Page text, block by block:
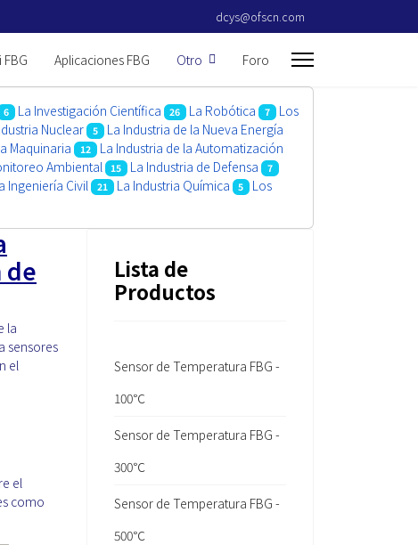
dcys@ofscn.com
FBG Aplicaciones FBG Otro Foro
6 La Investigación Científica 26 La Robótica 7
Los
Nuclear 5 La Industria de la Nueva Energía
Maquinaria 12
La Industria de la Automatización
Ambiental 15 La Industria de Defensa 7
Ingeniería Civil 21 La Industria Química 5
Los
de
la
sensores
el
el
como
Lista de
Productos
Sensor de Temperatura FBG -
100℃
Sensor de Temperatura FBG -
300℃
Sensor de Temperatura FBG -
500℃